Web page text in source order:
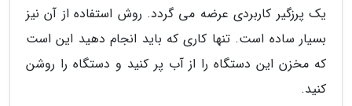
یک پرزگیر کاربردی عرضه می گردد. روش استفاده از آن نیز
بسیار ساده است. تنها کاری که باید انجام دهید این است
که مخزن این دستگاه را از آب پر کنید و دستگاه را روشن
کنید.